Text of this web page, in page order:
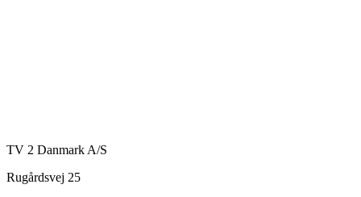
TV 2 Danmark A/S
Rugårdsvej 25